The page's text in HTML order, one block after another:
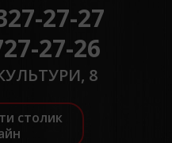
27-27
27-26
8
столик